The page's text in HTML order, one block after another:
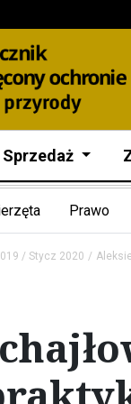
Sprzedaż
Prawo
/ Stycz 2020